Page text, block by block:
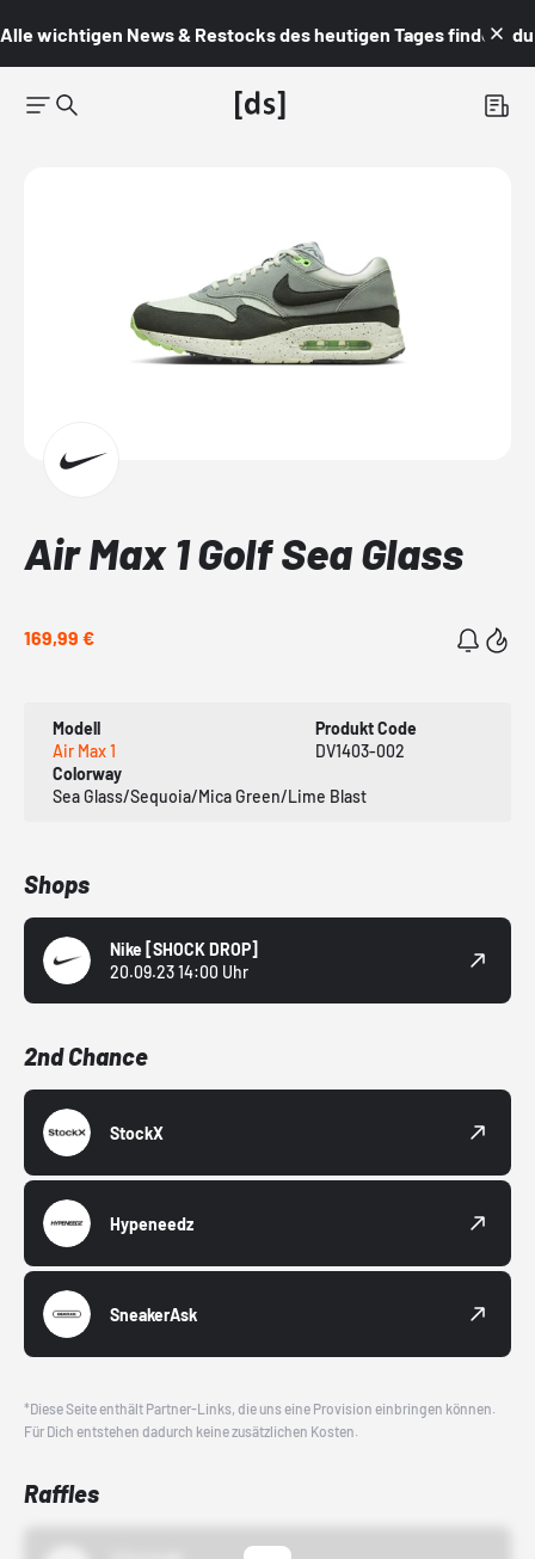
Alle wichtigen News & Restocks des heutigen Tages findest du
Air Max 1 Golf Sea Glass
169,99 €
Modell
Air Max 1
Produkt Code
DV1403-002
Colorway
Sea Glass/Sequoia/Mica Green/Lime Blast
Shops
Nike [SHOCK DROP]
20.09.23 14:00 Uhr
2nd Chance
StockX
Hypeneedz
SneakerAsk
*Diese Seite enthält Partner-Links, die uns eine Provision einbringen können.
Für Dich entstehen dadurch keine zusätzlichen Kosten.
Raffles